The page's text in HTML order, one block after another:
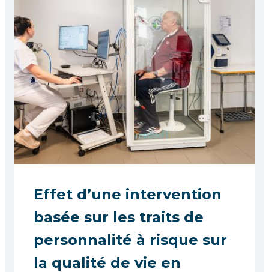
Effet d’une intervention
basée sur les traits de
personnalité à risque sur
la qualité de vie en